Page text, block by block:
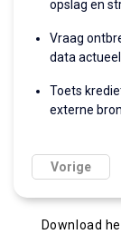
opslag en
Vraag
data actueel
Toets
externe
Voer
realistisch
Krijg inzicht
meetbare
via audits en
Verklein
Voldoe aan
de
organisatie
evaluatie.
Vorige
Download